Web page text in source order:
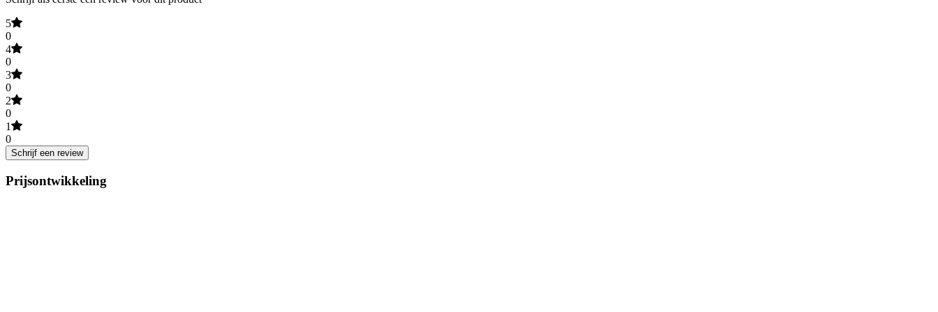
5
0
4
0
3
0
2
0
1
0
Schrijf een review
Prijsontwikkeling